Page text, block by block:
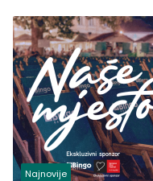
Najnovije